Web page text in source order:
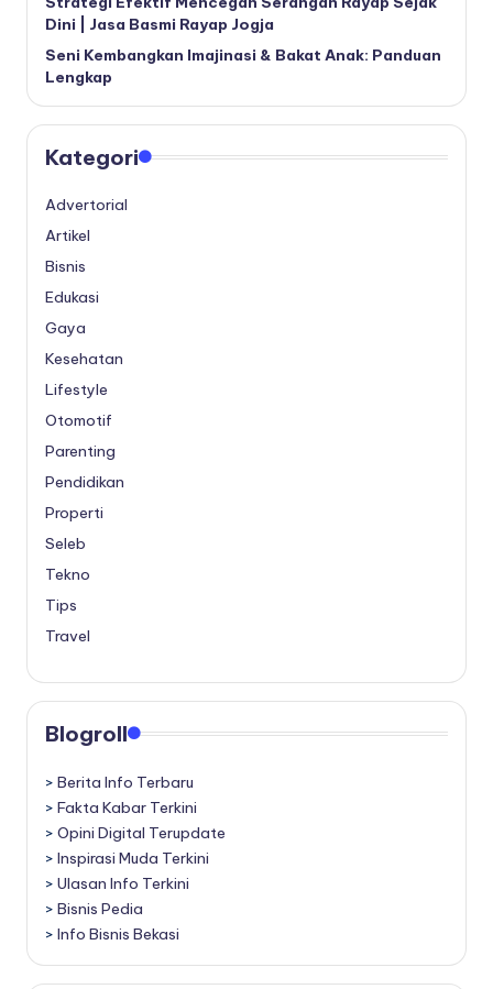
Dini | Jasa Basmi Rayap Jogja
Seni Kembangkan Imajinasi & Bakat Anak: Panduan
Lengkap
Kategori
Advertorial
Artikel
Bisnis
Edukasi
Gaya
Kesehatan
Lifestyle
Otomotif
Parenting
Pendidikan
Properti
Seleb
Tekno
Tips
Travel
Blogroll
> Berita Info Terbaru
> Fakta Kabar Terkini
> Opini Digital Terupdate
> Inspirasi Muda Terkini
> Ulasan Info Terkini
> Bisnis Pedia
> Info Bisnis Bekasi